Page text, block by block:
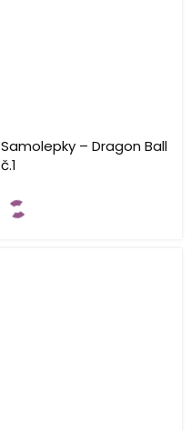
Samolepky – Dragon Ball
č.1